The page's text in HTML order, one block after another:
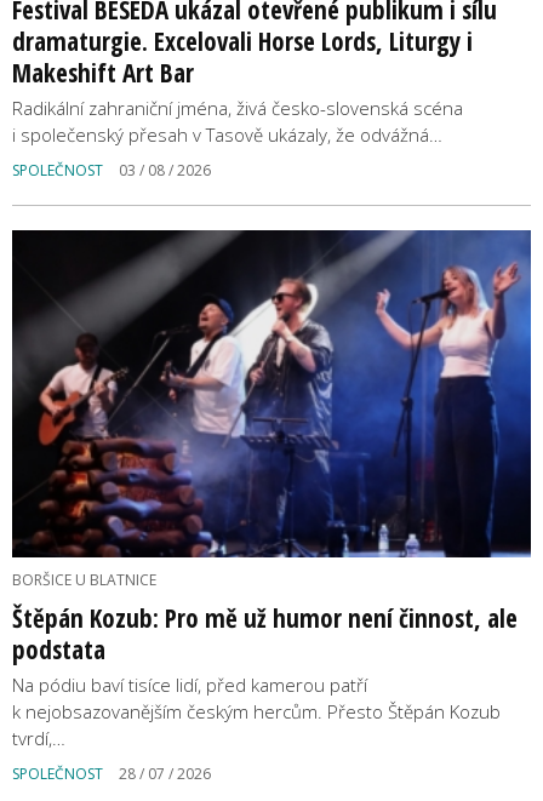
Festival BESEDA ukázal otevřené publikum i sílu
dramaturgie. Excelovali Horse Lords, Liturgy i
Makeshift Art Bar
Radikální zahraniční jména, živá česko-slovenská scéna
i společenský přesah v Tasově ukázaly, že odvážná…
SPOLEČNOST 03 / 08 / 2026
BORŠICE U BLATNICE
Štěpán Kozub: Pro mě už humor není činnost, ale
podstata
Na pódiu baví tisíce lidí, před kamerou patří
k nejobsazovanějším českým hercům. Přesto Štěpán Kozub
tvrdí,…
SPOLEČNOST 28 / 07 / 2026